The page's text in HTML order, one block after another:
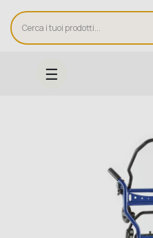
navigazione
☰